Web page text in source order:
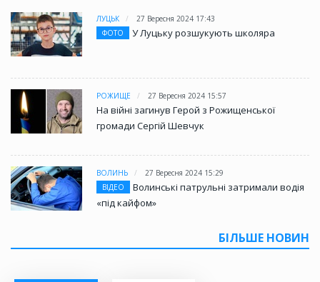
ЛУЦЬК
27 Вересня 2024 17:43
ФОТО
У Луцьку розшукують школяра
РОЖИЩЕ 27 Вересня 2024 15:57
На війні загинув Герой з Рожищенської
громади Сергій Шевчук
ВОЛИНЬ
27 Вересня 2024 15:29
ВІДЕО
Волинські патрульні затримали водія
«під кайфом»
БІЛЬШЕ НОВИН